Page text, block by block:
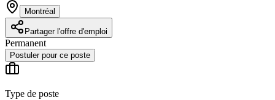
Montréal
Partager l'offre d'emploi
Permanent
Postuler pour ce poste
Type de poste